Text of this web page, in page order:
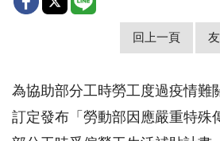
回上一頁
為協助部分工時勞工度過疫情難
訂定發布「勞動部因應嚴重特殊